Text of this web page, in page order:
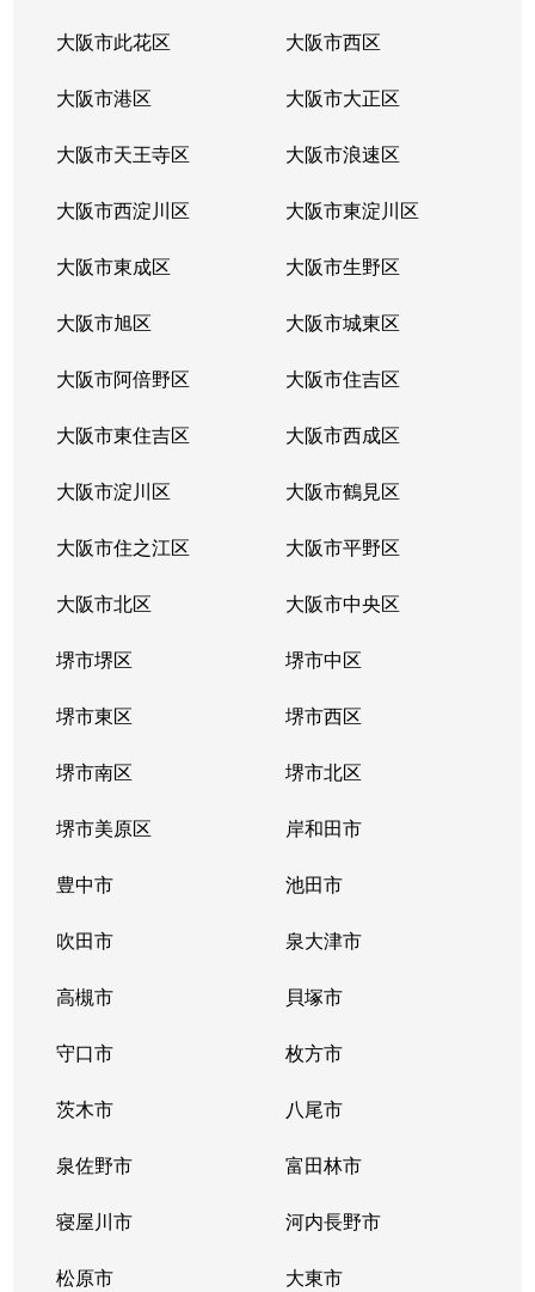
箕面
箕面
箕面
箕面
箕面
3,000万円 箕面
箕面
3,900万円 箕面
箕面
箕面
大阪市此花区 大阪市西区
大阪市港区 大阪市大正区
大阪市天王寺区 大阪市浪速区
大阪市西淀川区 大阪市東淀川区
大阪市東成区 大阪市生野区
大阪市旭区 大阪市城東区
大阪市阿倍野区 大阪市住吉区
大阪市東住吉区 大阪市西成区
大阪市淀川区 大阪市鶴見区
大阪市住之江区 大阪市平野区
大阪市北区 大阪市中央区
堺市堺区 堺市中区
堺市東区 堺市西区
堺市南区 堺市北区
堺市美原区 岸和田市
豊中市 池田市
吹田市 泉大津市
高槻市 貝塚市
守口市 枚方市
茨木市 八尾市
泉佐野市 富田林市
寝屋川市 河内長野市
松原市 大東市